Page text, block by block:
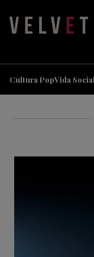
Cultura PopVida Social